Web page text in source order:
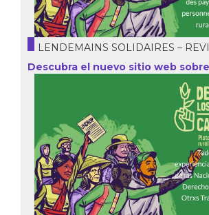
LENDEMAINS SOLIDAIRES –
Descubra el nuevo sitio web sobre